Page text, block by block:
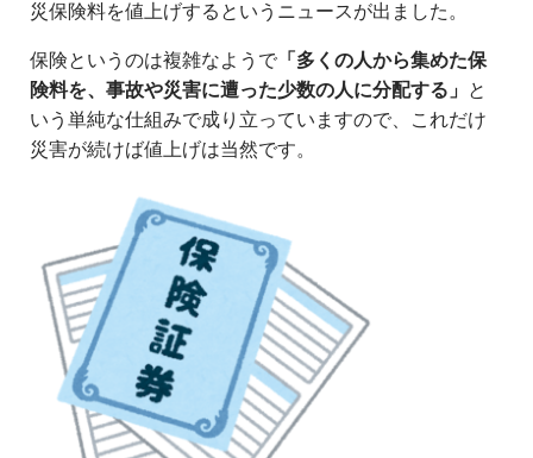
災保険料を値上げするというニュースが出ました。
保険というのは複雑なようで 「多くの人から集めた保
険料を、事故や災害に遭った少数の人に分配する」 と
いう単純な仕組みで成り立っていますので、これだけ
災害が続けば値上げは当然です。